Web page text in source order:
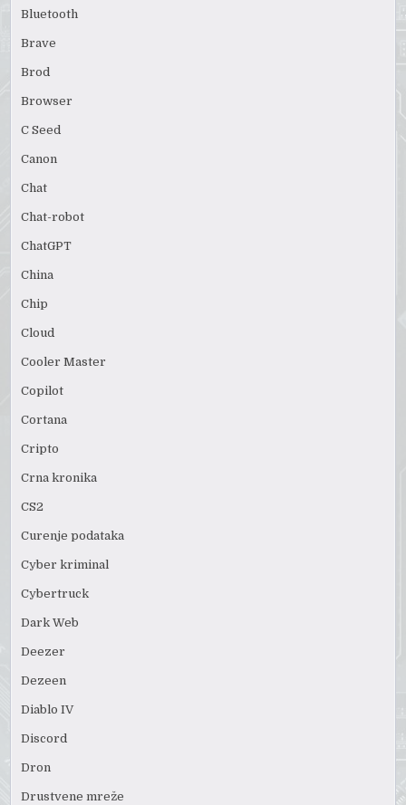
Bluetooth
Brave
Brod
Browser
C Seed
Canon
Chat
Chat-robot
ChatGPT
China
Chip
Cloud
Cooler Master
Copilot
Cortana
Cripto
Crna kronika
CS2
Curenje podataka
Cyber kriminal
Cybertruck
Dark Web
Deezer
Dezeen
Diablo IV
Discord
Dron
Drustvene mreže